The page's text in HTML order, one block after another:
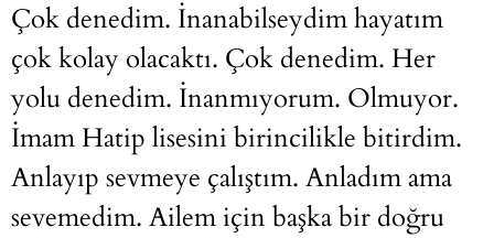
Çok denedim. İnanabilseydim hayatım
çok kolay olacaktı. Çok denedim. Her
yolu denedim. İnanmıyorum. Olmuyor.
İmam Hatip lisesini birincilikle bitirdim.
Anlayıp sevmeye çalıştım. Anladım ama
sevemedim. Ailem için başka bir doğru